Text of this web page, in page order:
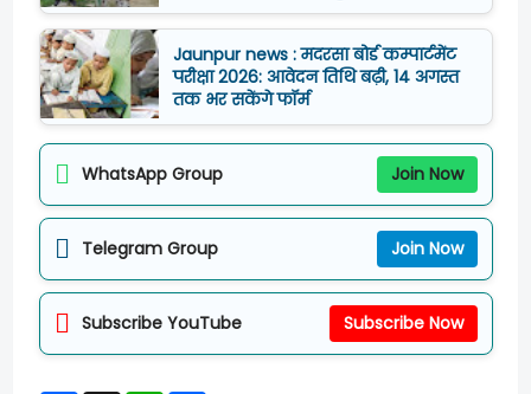
Jaunpur news : मदरसा बोर्ड कम्पार्टमेंट
परीक्षा 2026: आवेदन तिथि बढ़ी, 14 अगस्त
तक भर सकेंगे फॉर्म
WhatsApp Group Join Now
Telegram Group Join Now
Subscribe YouTube Subscribe Now